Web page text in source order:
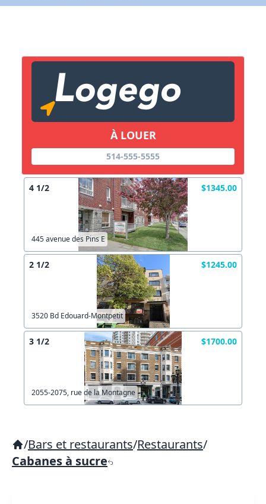
À LOUER
514-555-5555
4 1/2 $1345.00
445 avenue des Pins E
2 1/2 $1245.00
3520 Bd Edouard-Montpetit
3 1/2 $1700.00
2055-2075, rue de la Montagne
/Bars et restaurants/Restaurants/
Cabanes à sucre
X Fermer
Lien vers inscription (sera inclus dans courriel)
Copier lien